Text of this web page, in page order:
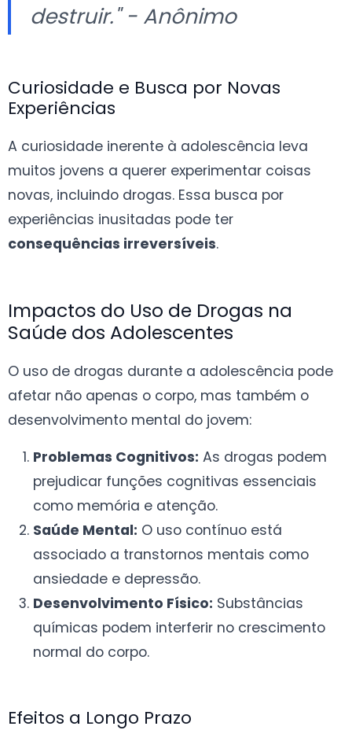
destruir." - Anônimo
Curiosidade e Busca por Novas
Experiências
A curiosidade inerente à adolescência leva
muitos jovens a querer experimentar coisas
novas, incluindo drogas. Essa busca por
experiências inusitadas pode ter
consequências irreversíveis.
Impactos do Uso de Drogas na
Saúde dos Adolescentes
O uso de drogas durante a adolescência pode
afetar não apenas o corpo, mas também o
desenvolvimento mental do jovem:
Problemas Cognitivos: As drogas podem
prejudicar funções cognitivas essenciais
como memória e atenção.
Saúde Mental: O uso contínuo está
associado a transtornos mentais como
ansiedade e depressão.
Desenvolvimento Físico: Substâncias
químicas podem interferir no crescimento
normal do corpo.
Efeitos a Longo Prazo